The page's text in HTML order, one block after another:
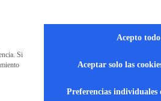
Si
Acepto todo
Aceptar solo las
Preferencias individuales